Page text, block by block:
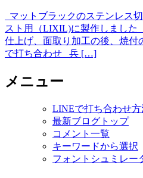
マットブラックのステンレス
スト用（LIXIL)に製作しまし
仕上げ、面取り加工の後、焼付
で打ち合わせ 兵 […]
メニュー
LINEで打ち合わせ方
最新ブログトップ
コメント一覧
キーワードから選択
フォントシュミレー